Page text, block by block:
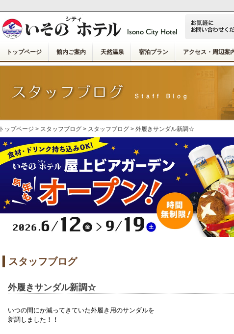
トップページ 館内ご案内 天然温泉 宿泊プラン アクセス・周辺案
トップページ > スタッフブログ > スタッフブログ > 外履きサンダル新調☆
スタッフブログ
外履きサンダル新調☆
いつの間にか減ってきていた外履き用のサンダルを
新調しました！！